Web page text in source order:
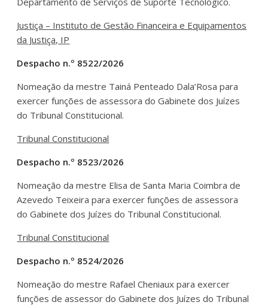
Justiça – Instituto de Gestão Financeira e Equipamentos
da Justiça, IP
Despacho n.º 8522/2026
Nomeação da mestre Tainá Penteado Dala’Rosa para
exercer funções de assessora do Gabinete dos Juízes
do Tribunal Constitucional.
Tribunal Constitucional
Despacho n.º 8523/2026
Nomeação da mestre Elisa de Santa Maria Coimbra de
Azevedo Teixeira para exercer funções de assessora
do Gabinete dos Juízes do Tribunal Constitucional.
Tribunal Constitucional
Despacho n.º 8524/2026
Nomeação do mestre Rafael Cheniaux para exercer
funções de assessor do Gabinete dos Juízes do Tribunal